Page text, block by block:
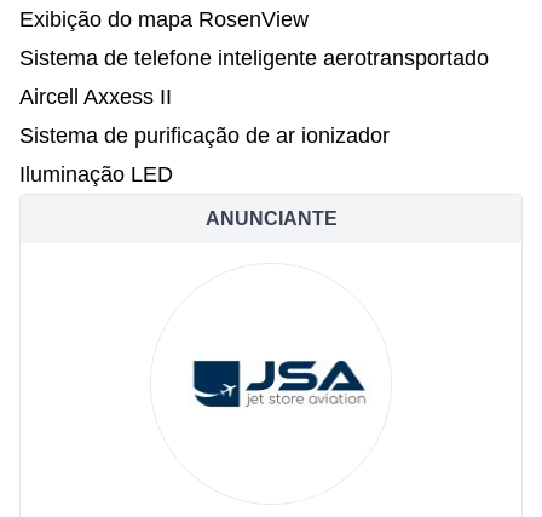
Exibição do mapa RosenView
Sistema de telefone inteligente aerotransportado
Aircell Axxess II
Sistema de purificação de ar ionizador
Iluminação LED
ANUNCIANTE